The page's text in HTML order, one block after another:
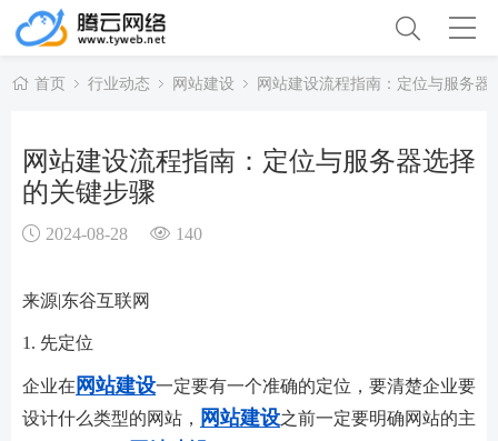
首页 行业动态 网站建设 网站建设流程指南：定位与服务器
网站建设流程指南：定位与服务器选择
的关键步骤
2024-08-28 140
来源|东谷互联网
1. 先定位
企业在 网站建设一定要有一个准确的定位，要清楚企业要
设计什么类型的网站，
网站建设之前一定要明确网站的主